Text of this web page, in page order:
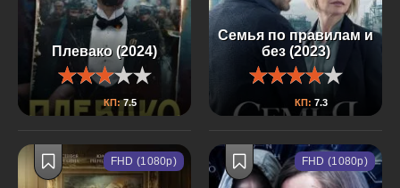
Плевако (2024)
КП:7.5
Семья по правилам и
без (2023)
КП: 7.3
FHD (1080p) FHD (1080p)